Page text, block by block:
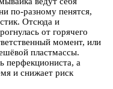
по-разному пенятся,
Отсюда и
от горячего
момент, или
пластмассы.
перфекциониста, а
и снижает риск